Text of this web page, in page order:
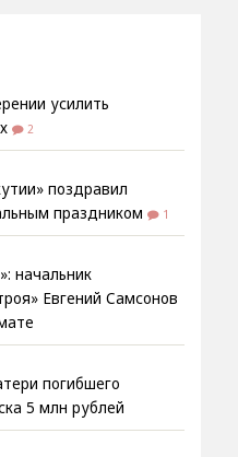
усилить
2
поздравил
праздником
1
начальник
Евгений Самсонов
погибшего
5 млн рублей